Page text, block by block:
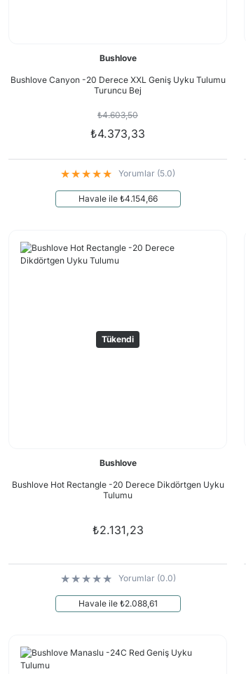
Bushlove
Bushlove Canyon -20 Derece XXL Geniş Uyku Tulumu
Turuncu Bej
₺4.603,50
₺4.373,33
Yorumlar (5.0)
Havale ile ₺4.154,66
Tükendi
Bushlove
Bushlove Hot Rectangle -20 Derece Dikdörtgen Uyku
Tulumu
₺2.131,23
Yorumlar (0.0)
Havale ile ₺2.088,61